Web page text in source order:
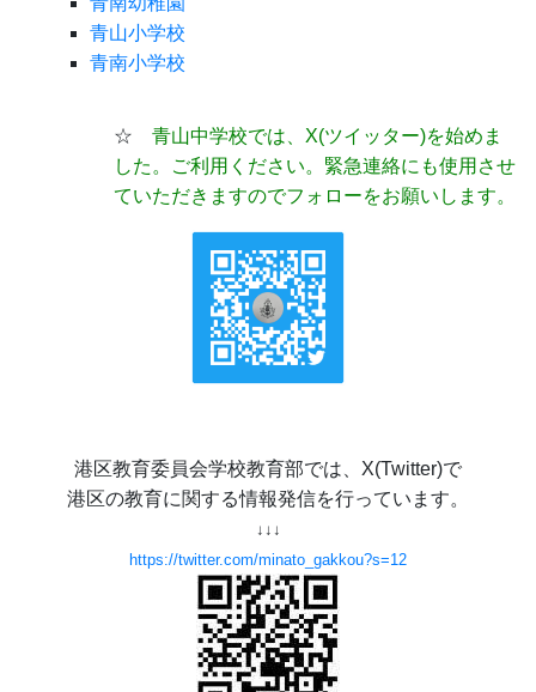
青山小学校
青南小学校
☆ 青山中学校では、X(ツイッター)を始めま
した。ご利用ください。緊急連絡にも使用させ
ていただきますのでフォローをお願いします。
港区教育委員会学校教育部では、X(Twitter)で
港区の教育に関する情報発信を行っています。
↓↓↓
https://twitter.com/minato_gakkou?s=12